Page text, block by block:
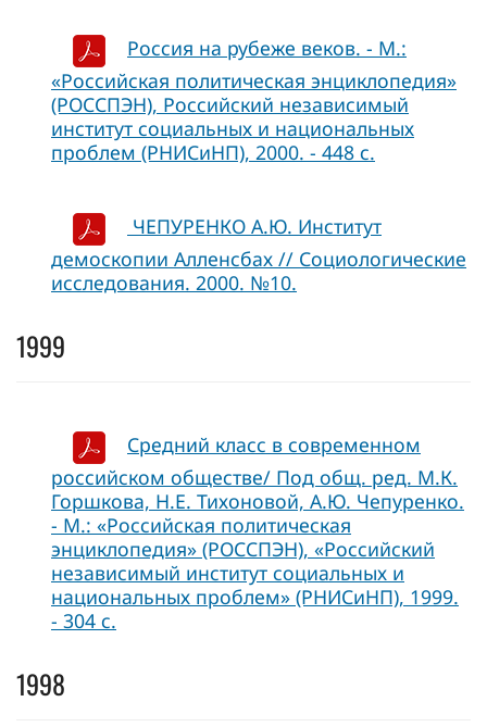
Россия на рубеже веков. - М.:
«Российская политическая энциклопедия»
(РОССПЭН), Российский независимый
институт социальных и национальных
проблем (РНИСиНП), 2000. - 448 с.
ЧЕПУРЕНКО А.Ю. Институт
демоскопии Алленсбах // Социологические
исследования. 2000. №10.
1999
Средний класс в современном
российском обществе/ Под общ. ред. М.К.
Горшкова, Н.Е. Тихоновой, А.Ю. Чепуренко.
- М.: «Российская политическая
энциклопедия» (РОССПЭН), «Российский
независимый институт социальных и
национальных проблем» (РНИСиНП), 1999.
- 304 с.
1998